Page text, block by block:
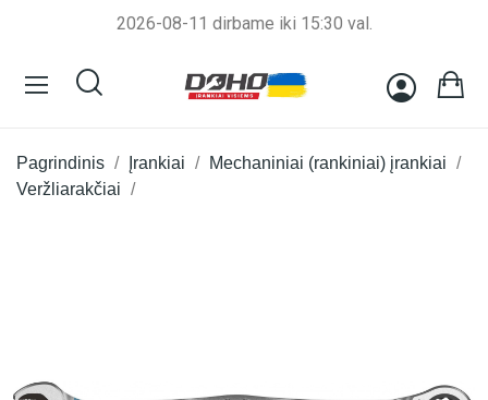
2026-08-11 dirbame iki 15:30 val.
Pagrindinis Įrankiai
Mechaniniai (rankiniai) įrankiai
Veržliarakčiai